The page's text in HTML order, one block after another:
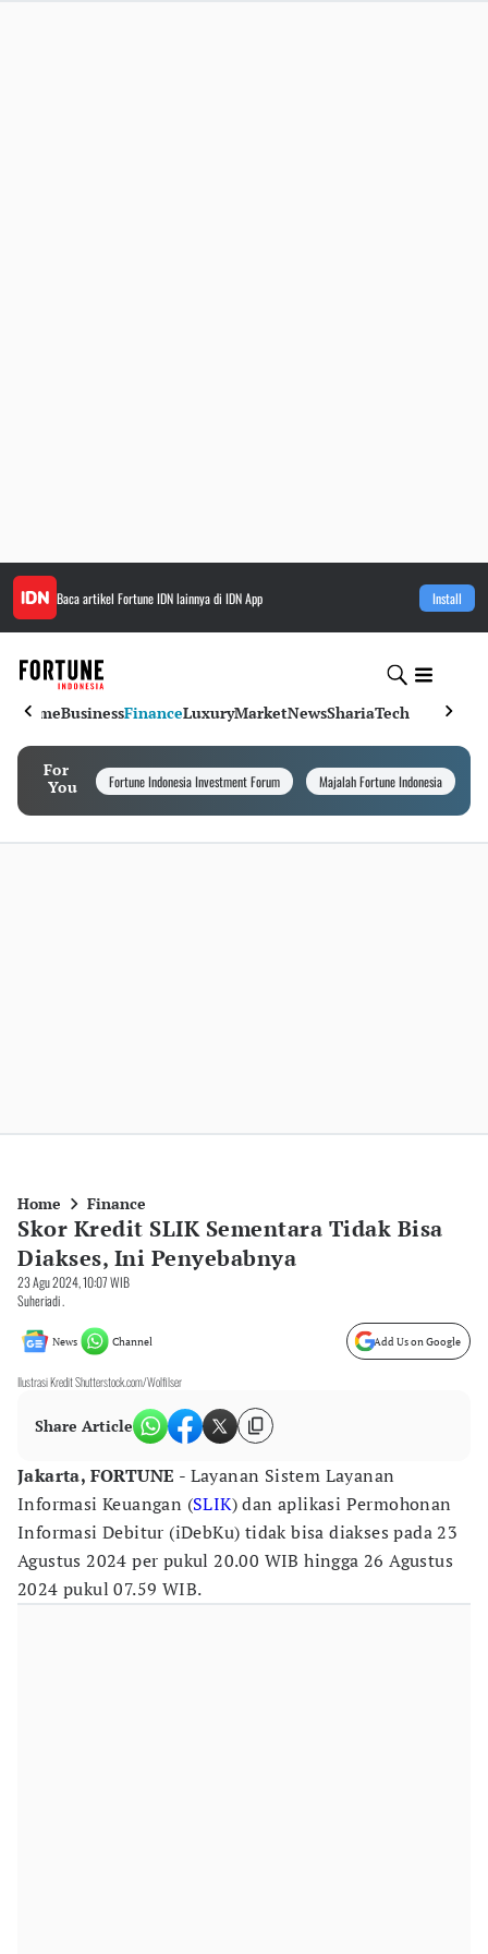
Baca artikel Fortune IDNlainnya di IDN App Install
HomeBusinessFinanceLuxuryMarketNewsShariaTech
For
You
Fortune Indonesia Investment Forum Majalah Fortune Indonesia
Home Finance
Skor Kredit SLIK Sementara Tidak Bisa
Diakses, Ini Penyebabnya
23 Agu 2024, 10:07 WIB
Suheriadi .
News Channel Add Us on Google
Ilustrasi Kredit Shutterstock.com/Wolfilser
Share Article
Jakarta, FORTUNE - Layanan Sistem Layanan
Informasi Keuangan (SLIK) dan aplikasi Permohonan
Informasi Debitur (iDebKu) tidak bisa diakses pada 23
Agustus 2024 per pukul 20.00 WIB hingga 26 Agustus
2024 pukul 07.59 WIB.